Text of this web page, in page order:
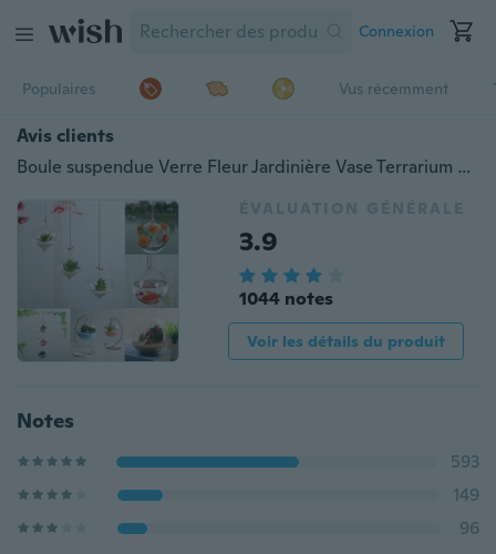
Connexion
Populaires Vus récemment
Avis clients
Boule suspendue Verre Fleur Jardinière Vase Terrarium Conteneur Paysage Bouteille
ÉVALUATION GÉNÉRALE
3.9
1044 notes
Voir les détails du produit
Notes
593
149
96